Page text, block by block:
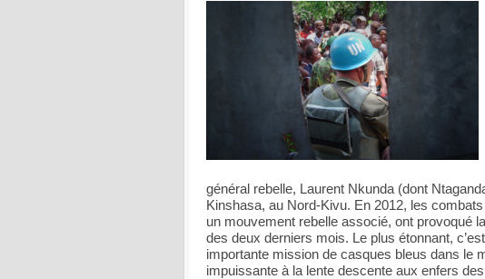
général rebelle, Laurent Nkunda (dont
Kinshasa, au Nord-Kivu. En 2012, les
un mouvement rebelle associé, ont provoqué
des deux derniers mois. Le plus étonnant,
importante mission de casques bleus dans le
impuissante à la lente descente aux enfers